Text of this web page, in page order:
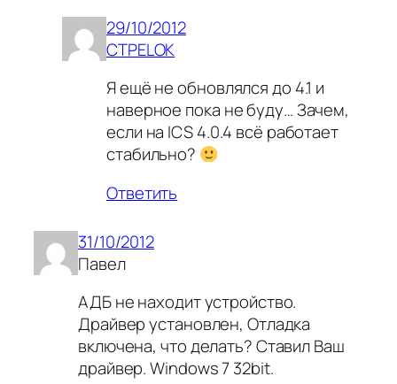
29/10/2012
CTPELOK
Я ещё не обновлялся до 4.1 и
наверное пока не буду… Зачем,
если на ICS 4.0.4 всё работает
стабильно?
Ответить
31/10/2012
Павел
АДБ не находит устройство.
Драйвер установлен, Отладка
включена, что делать? Ставил Ваш
драйвер. Windows 7 32bit.